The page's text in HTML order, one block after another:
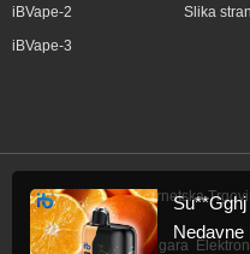
iBVape-2
iBVape-3
Slika
IBVape Internetska
Link: Elektronik Sigara
Su**Gghj
Nedavne